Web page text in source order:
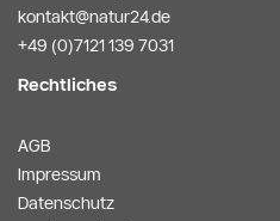
kontakt@natur24.de
+49 (0)7121 139 7031
Rechtliches
AGB
Impressum
Datenschutz